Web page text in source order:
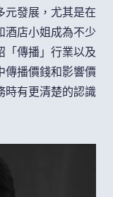
元發展，尤其是在
酒店小姐成為不少
「傳播」行業以及
傳播價錢和影響價
時有更清楚的認識